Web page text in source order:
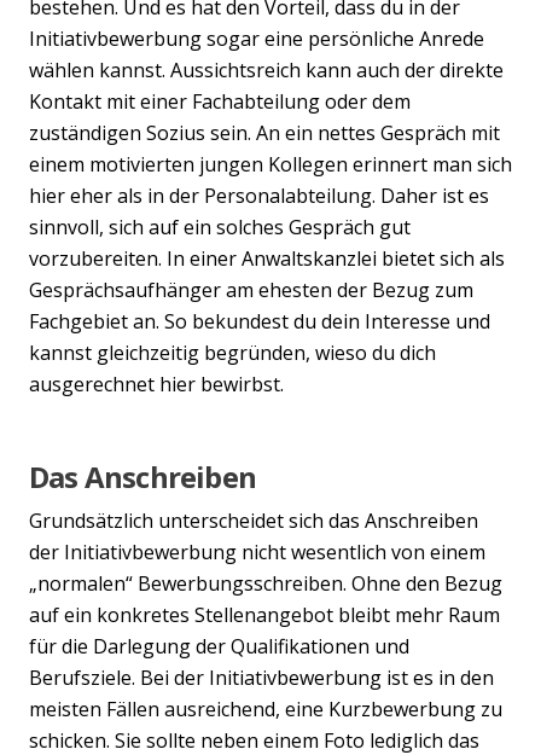
bestehen. Und es hat den Vorteil, dass du in der
Initiativbewerbung sogar eine persönliche Anrede
wählen kannst. Aussichtsreich kann auch der direkte
Kontakt mit einer Fachabteilung oder dem
zuständigen Sozius sein. An ein nettes Gespräch mit
einem motivierten jungen Kollegen erinnert man sich
hier eher als in der Personalabteilung. Daher ist es
sinnvoll, sich auf ein solches Gespräch gut
vorzubereiten. In einer Anwaltskanzlei bietet sich als
Gesprächsaufhänger am ehesten der Bezug zum
Fachgebiet an. So bekundest du dein Interesse und
kannst gleichzeitig begründen, wieso du dich
ausgerechnet hier bewirbst.
Das Anschreiben
Grundsätzlich unterscheidet sich das Anschreiben
der Initiativbewerbung nicht wesentlich von einem
„normalen“ Bewerbungsschreiben. Ohne den Bezug
auf ein konkretes Stellenangebot bleibt mehr Raum
für die Darlegung der Qualifikationen und
Berufsziele. Bei der Initiativbewerbung ist es in den
meisten Fällen ausreichend, eine Kurzbewerbung zu
schicken. Sie sollte neben einem Foto lediglich das